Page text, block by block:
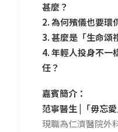
甚麼？
2. 為何殯儀也要環
3. 甚麼是「生命頌
4. 年輕人投身不一
任？
嘉賓簡介：
范寧醫生 |「毋忘
現職為仁濟醫院外